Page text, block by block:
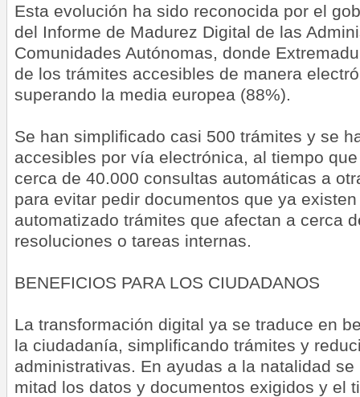
Esta evolución ha sido reconocida por el
del Informe de Madurez Digital de las
Comunidades Autónomas, donde
de los trámites accesibles de manera
superando la media europea (88%).
Se han simplificado casi 500 trámites y se
accesibles por vía electrónica, al tiempo
cerca de 40.000 consultas automáticas a
para evitar pedir documentos que ya
automatizado trámites que afectan a cerca
resoluciones o tareas internas.
BENEFICIOS PARA LOS CIUDADANOS
La transformación digital ya se traduce en
la ciudadanía, simplificando trámites y
administrativas. En ayudas a la natalidad
mitad los datos y documentos exigidos y el